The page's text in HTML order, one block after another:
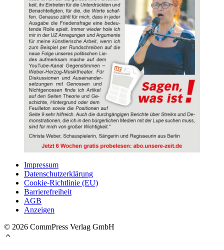
Impressum
Datenschutzerklärung
Cookie-Richtlinie (EU)
Barrierefreiheit
AGB
Anzeigen
© 2026 CommPress Verlag GmbH